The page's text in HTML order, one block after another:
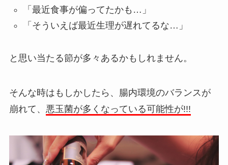
「最近食事が偏ってたかも…」
「そういえば最近生理が遅れてるな…」
と思い当たる節が多々あるかもしれません。
そんな時はもしかしたら、腸内環境のバランスが
崩れて、 悪玉菌が多くなっている可能性が!!!